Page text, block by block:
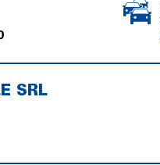
SRL